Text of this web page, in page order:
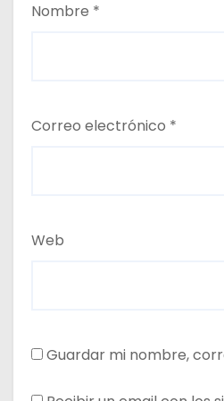
Nombre *
Correo electrónico *
Web
Guardar mi nombre,